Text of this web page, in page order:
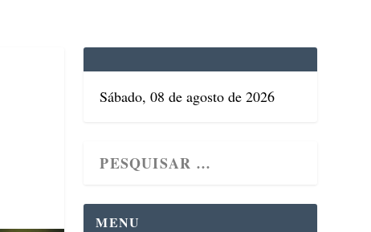
Sábado, 08 de agosto de 2026
MENU